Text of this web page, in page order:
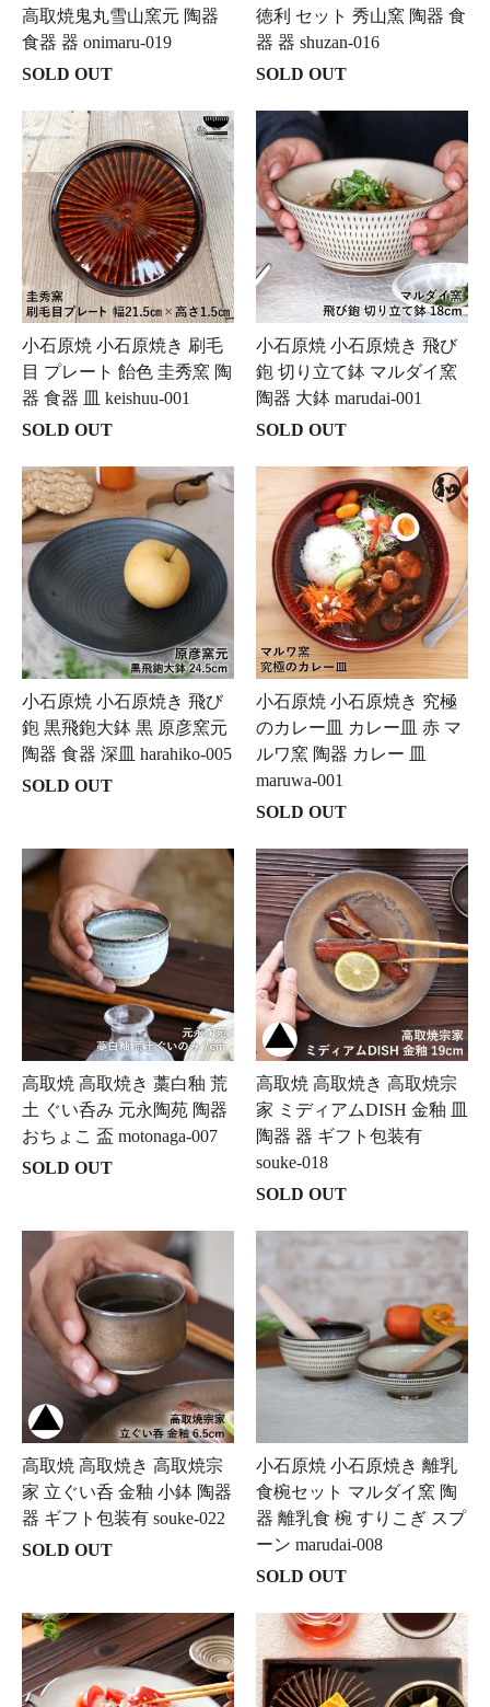
高取焼鬼丸雪山窯元 陶器
食器 器 onimaru-019
SOLD OUT
徳利 セット 秀山窯 陶器 食
器 器 shuzan-016
SOLD OUT
小石原焼 小石原焼き 刷毛
目 プレート 飴色 圭秀窯 陶
器 食器 皿 keishuu-001
SOLD OUT
小石原焼 小石原焼き 飛び
鉋 切り立て鉢 マルダイ窯
陶器 大鉢 marudai-001
SOLD OUT
小石原焼 小石原焼き 飛び
鉋 黒飛鉋大鉢 黒 原彦窯元
陶器 食器 深皿 harahiko-005
SOLD OUT
小石原焼 小石原焼き 究極
のカレー皿 カレー皿 赤 マ
ルワ窯 陶器 カレー 皿
maruwa-001
SOLD OUT
高取焼 高取焼き 藁白釉 荒
土 ぐい呑み 元永陶苑 陶器
おちょこ 盃 motonaga-007
SOLD OUT
高取焼 高取焼き 高取焼宗
家 ミディアムDISH 金釉 皿
陶器 器 ギフト包装有
souke-018
SOLD OUT
高取焼 高取焼き 高取焼宗
家 立ぐい呑 金釉 小鉢 陶器
器 ギフト包装有 souke-022
SOLD OUT
小石原焼 小石原焼き 離乳
食椀セット マルダイ窯 陶
器 離乳食 椀 すりこぎ スプ
ーン marudai-008
SOLD OUT